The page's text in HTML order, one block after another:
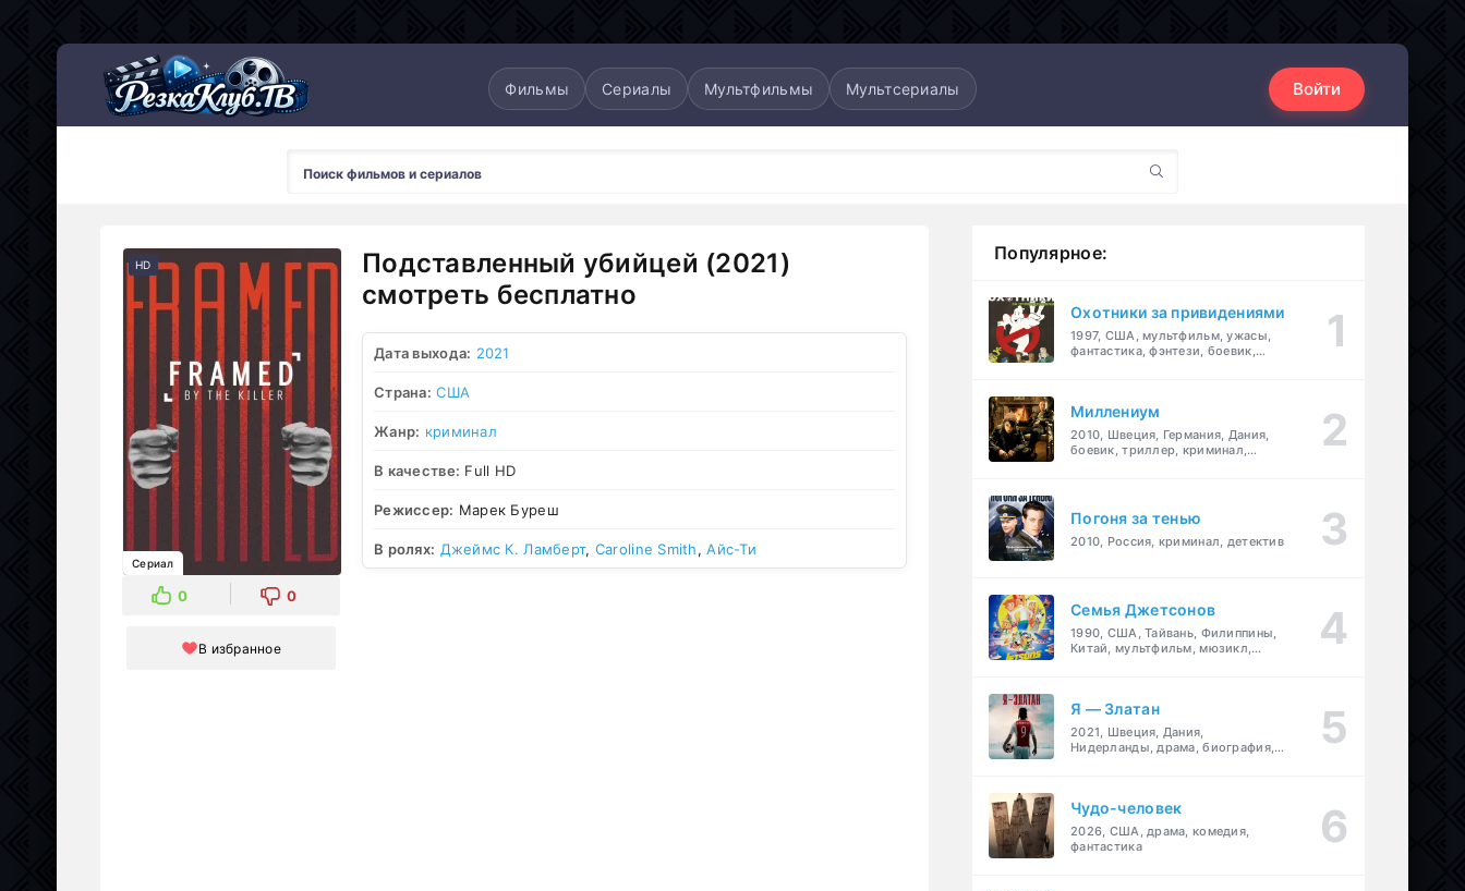
Фильмы Сериалы Мультфильмы Мультсериалы Войти
HD
Сериал
0 0
В избранное
Подставленный убийцей (2021)
смотреть бесплатно
Дата выхода: 2021
Страна: США
Жанр: криминал
В качестве: Full HD
Режиссер: Марек Буреш
В ролях: Джеймс К. Ламберт, Caroline Smith,Айс-Ти
Популярное:
Охотники за привидениями
1997, США, мультфильм, ужасы,
фантастика, фэнтези, боевик,
Миллениум
2010, Швеция, Германия, Дания,
боевик, триллер, криминал,
Погоня за тенью
2010, Россия, криминал, детектив
Семья Джетсонов
1990, США, Тайвань, Филиппины,
Китай, мультфильм, мюзикл,
Я — Златан
2021, Швеция, Дания,
Нидерланды, драма, биография,
Чудо-человек
2026, США, драма, комедия,
фантастика
Мультсериалы